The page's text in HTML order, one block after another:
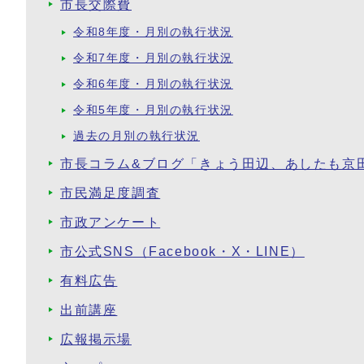
市長交際費
令和8年度・月別の執行状況
令和7年度・月別の執行状況
令和6年度・月別の執行状況
令和5年度・月別の執行状況
過去の月別の執行状況
市長コラム&ブログ「きょう田辺、あしたも京
市民満足度調査
市政アンケート
市公式SNS（Facebook・X・LINE）
有料広告
出前講座
広報掲示場